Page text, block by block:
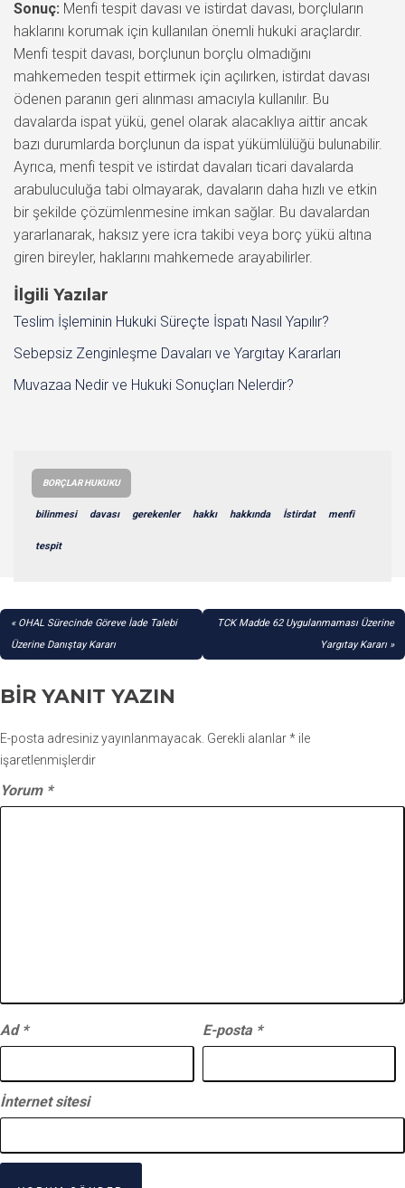
Sonuç: Menfi tespit davası ve istirdat davası, borçluların
haklarını korumak için kullanılan önemli hukuki araçlardır.
Menfi tespit davası, borçlunun borçlu olmadığını
mahkemeden tespit ettirmek için açılırken, istirdat davası
ödenen paranın geri alınması amacıyla kullanılır. Bu
davalarda ispat yükü, genel olarak alacaklıya aittir ancak
bazı durumlarda borçlunun da ispat yükümlülüğü bulunabilir.
Ayrıca, menfi tespit ve istirdat davaları ticari davalarda
arabuluculuğa tabi olmayarak, davaların daha hızlı ve etkin
bir şekilde çözümlenmesine imkan sağlar. Bu davalardan
yararlanarak, haksız yere icra takibi veya borç yükü altına
giren bireyler, haklarını mahkemede arayabilirler.
İlgili Yazılar
Teslim İşleminin Hukuki Süreçte İspatı Nasıl Yapılır?
Sebepsiz Zenginleşme Davaları ve Yargıtay Kararları
Muvazaa Nedir ve Hukuki Sonuçları Nelerdir?
BORÇLAR HUKUKU
bilinmesi davası gerekenler hakkı hakkında İstirdat menfi
tespit
YAZI
GEZINMESI
OHAL Sürecinde Göreve İade Talebi
Üzerine Danıştay Kararı
TCK Madde 62 Uygulanmaması Üzerine
Yargıtay Kararı
BIR YANIT YAZIN
E-posta adresiniz yayınlanmayacak. Gerekli alanlar* ile
işaretlenmişlerdir
Yorum *
Ad * E-posta *
İnternet sitesi